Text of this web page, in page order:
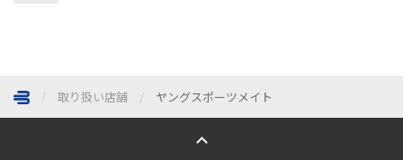
取り扱い店舗 ヤングスポーツメイト
ページトップへ